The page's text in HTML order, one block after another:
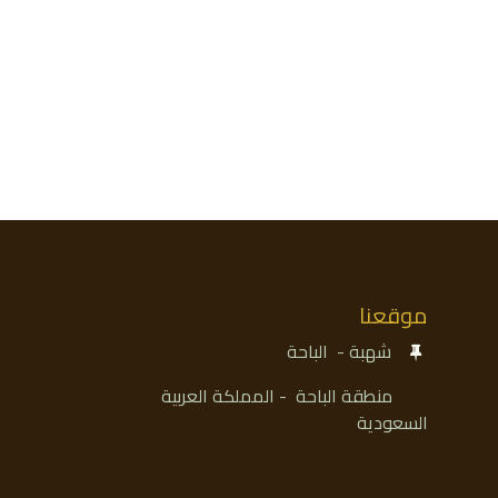
موقعنا
شهبة - الباحة
منطقة الباحة - المملكة العربية
السعودية​